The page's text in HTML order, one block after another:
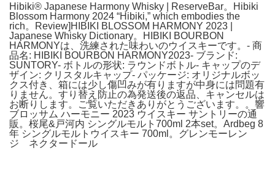
Hibiki®️ Japanese Harmony Whisky | ReserveBar。Hibiki
Blossom Harmony 2024 “Hibiki,” which embodies the
rich。Review]HIBIKI BLOSSOM HARMONY 2023 |
Japanese Whisky Dictionary。HIBIKI BOURBON
HARMONYは、洗練された味わいのウイスキーです。- 商
品名: HIBIKI BOURBON HARMONY2023- ブランド:
SUNTORY- ボトルの形状: ラウンドボトル- キャップのデ
ザイン: クリスタルキャップ- パッケージ: オリジナルボッ
クス付き、箱には少し傷凹みが有りますが中身には問題有
りません。すり替え防止の為発送後の返品、キャンセルは
お断りします。ご覧いただきありがとうございます。。響
ブロッサム ハーモニー 2023 ウイスキー サントリーの通
販。桜尾&戸河内 シングルモルト700ml 2本set。Ardbeg 8
年 シングルモルトウイスキー 700ml。グレンモーレン
ジ ネクタードール